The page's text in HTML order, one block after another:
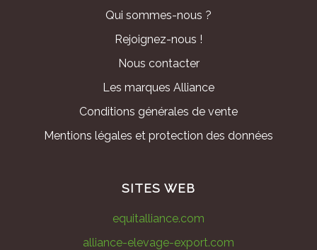
Qui sommes-nous ?
Rejoignez-nous !
Nous contacter
Les marques Alliance
Conditions générales de vente
Mentions légales et protection des données
SITES WEB
equitalliance.com
alliance-elevage-export.com